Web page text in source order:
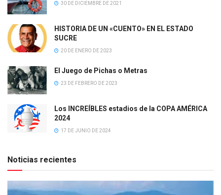
30 DE DICIEMBRE DE 2021
HISTORIA DE UN «CUENTO» EN EL ESTADO
SUCRE
20 DE ENERO DE 2023
El Juego de Pichas o Metras
23 DE FEBRERO DE 2023
Los INCREÍBLES estadios de la COPA AMÉRICA
2024
17 DE JUNIO DE 2024
Noticias recientes